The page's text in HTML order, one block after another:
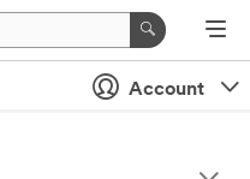
Account